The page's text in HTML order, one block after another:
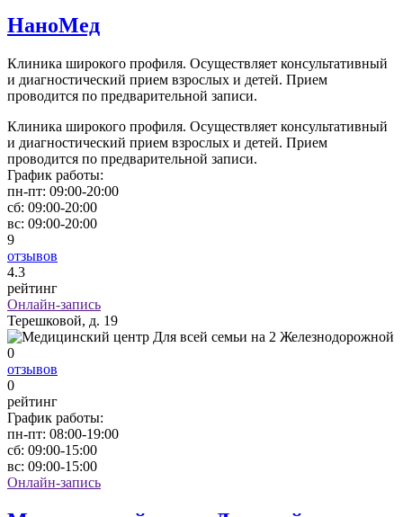
НаноМед
Клиника широкого профиля. Осуществляет консультативный
и диагностический прием взрослых и детей. Прием
проводится по предварительной записи.
Клиника широкого профиля. Осуществляет консультативный
и диагностический прием взрослых и детей. Прием
проводится по предварительной записи.
График работы:
пн-пт: 09:00-20:00
сб: 09:00-20:00
вс: 09:00-20:00
9
отзывов
4.3
рейтинг
Онлайн-запись
Терешковой, д. 19
0
отзывов
0
рейтинг
График работы:
пн-пт: 08:00-19:00
сб: 09:00-15:00
вс: 09:00-15:00
Онлайн-запись